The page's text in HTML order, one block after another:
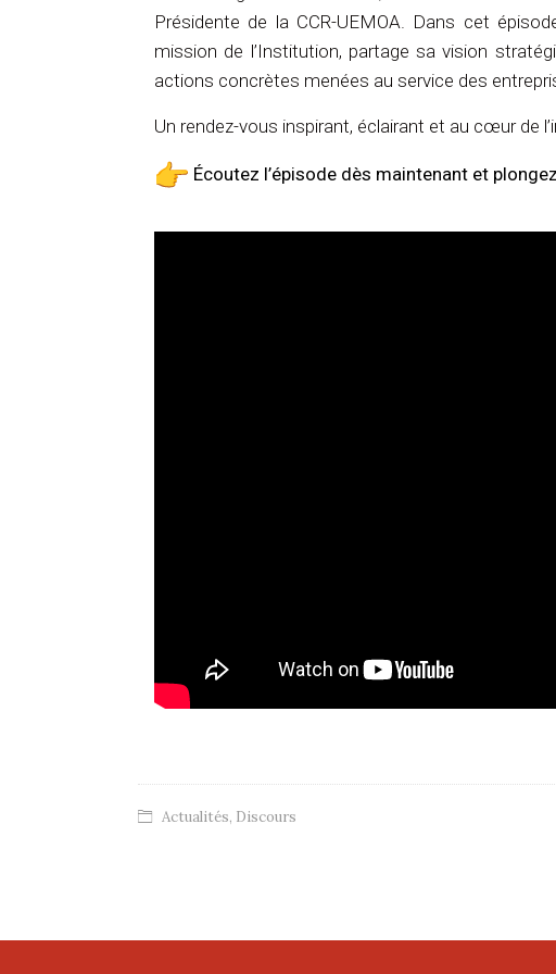
Présidente de la CCR-UEMOA. Dans cet
mission de l’Institution, partage sa vision
actions concrètes menées au service des
Un rendez-vous inspirant, éclairant et au cœur de
Écoutez l’épisode dès maintenant et
Actualités, Discours